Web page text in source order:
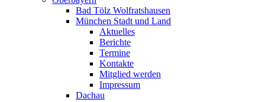
Bad Tölz Wolfratshausen
München Stadt und Land
Aktuelles
Berichte
Termine
Kontakte
Mitglied werden
Impressum
Dachau